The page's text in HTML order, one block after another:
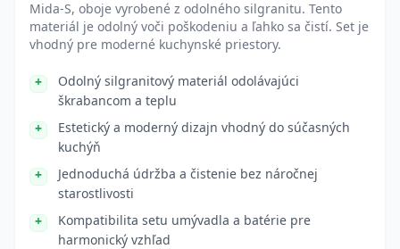
Mida-S, oboje vyrobené z odolného silgranitu. Tento
materiál je odolný voči poškodeniu a ľahko sa čistí. Set je
vhodný pre moderné kuchynské priestory.
Odolný silgranitový materiál odolávajúci
škrabancom a teplu
Estetický a moderný dizajn vhodný do súčasných
kuchýň
Jednoduchá údržba a čistenie bez náročnej
starostlivosti
Kompatibilita setu umývadla a batérie pre
harmonický vzhľad